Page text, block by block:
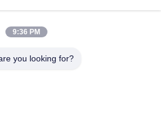
9:36 PM
you looking for?